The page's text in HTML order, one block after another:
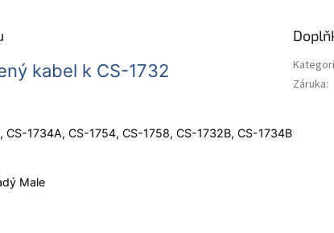
kabel k CS-1732
1734A, CS-1754, CS-1758, CS-1732B, CS-1734B
Male
Záruka: